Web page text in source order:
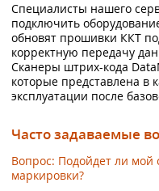
Специалисты нашего
подключить
обновят прошивки ККТ
корректную передачу
Сканеры штрих-кода
которые представлена в
эксплуатации после
Часто задаваемые
Вопрос: Подойдет ли мой
маркировки?